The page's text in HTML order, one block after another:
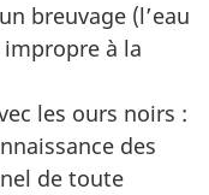
breuvage (l’eau
impropre à la
les ours noirs :
des
de toute